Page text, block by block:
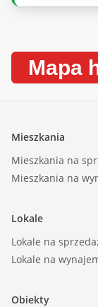
prezentacja
umowy
Rodzaj
Widok: na
Gaz: brak |
Woda: jest |
Otoczenie:
Mapa
Mieszkania
Mieszkania na
Mieszkania na
Lokale
Lokale na
Lokale na
Obiekty